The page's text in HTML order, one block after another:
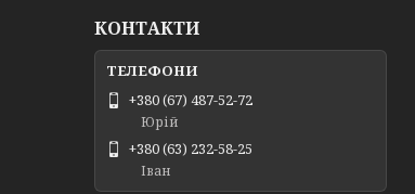
КОНТАКТИ
+380 (67) 487-52-72
Юрій
+380 (63) 232-58-25
Іван